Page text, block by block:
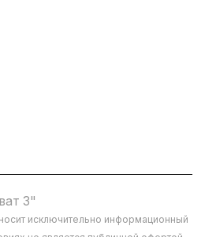
3"
исключительно информационный